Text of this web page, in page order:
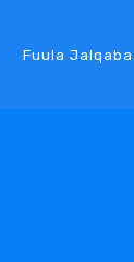
Fuula